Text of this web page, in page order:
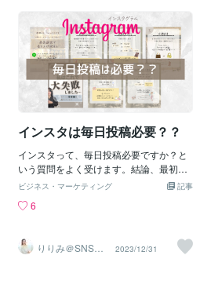
た、LINE登録したり、メール登録しても
らった方に渡すプレゼント内容を載せ
て、登録した先の特典を表記すること
で、LINE・メール登録が増えていきま
す。サンキューページはとても大事な画
像となります。丁寧に伝えたい内容をわ
かりやすく載せましょう。自分で作るこ
とが難しい場合はぜひこちらのサービス
をご検討くださいませ。藤川りりみ
インスタは毎日投稿必要？？
インスタって、毎日投稿必要ですか？と
いう質問をよく受けます。結論、最初の3
0投稿は毎日がいいと思います。たくさん
す。ただ、その後は２〜３日に1回でいい
が上がりやすかったり、何よりも、続け
られる投稿の頻度にする。という点がお
記事
ビジネス・マーケティング
6
りりみ＠SNSイ
ンスタ運用
2023/12/31